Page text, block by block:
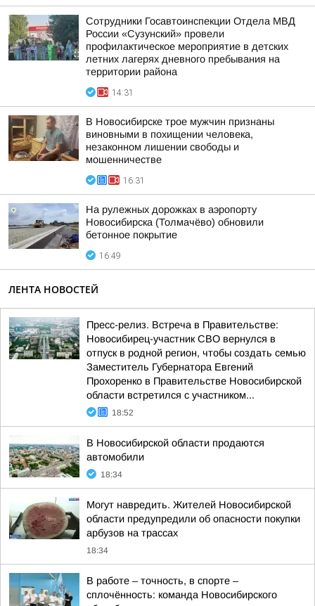
Сотрудники Госавтоинспекции Отдела МВД
России «Сузунский» провели
профилактическое мероприятие в детских
летних лагерях дневного пребывания на
территории района
14:31
В Новосибирске трое мужчин признаны
виновными в похищении человека,
незаконном лишении свободы и
мошенничестве
16:31
На рулежных дорожках в аэропорту
Новосибирска (Толмачёво) обновили
бетонное покрытие
16:49
ЛЕНТА НОВОСТЕЙ
Пресс-релиз. Встреча в Правительстве:
Новосибирец-участник СВО вернулся в
отпуск в родной регион, чтобы создать семью
Заместитель Губернатора Евгений
Прохоренко в Правительстве Новосибирской
области встретился с участником...
18:52
В Новосибирской области продаются
автомобили
18:34
Могут навредить. Жителей Новосибирской
области предупредили об опасности покупки
арбузов на трассах
18:34
В работе – точность, в спорте –
сплочённость: команда Новосибирского